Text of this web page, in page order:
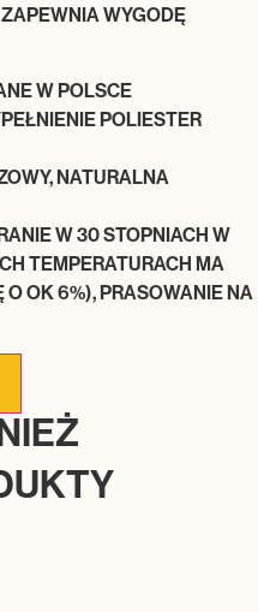
WYGODĘ
W POLSCE
POLIESTER
NATURALNA
W 30 STOPNIACH W
TEMPERATURACH MA
OK 6%), PRASOWANIE NA